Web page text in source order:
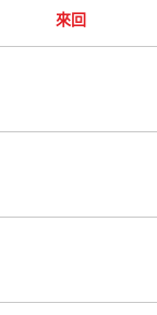
來回